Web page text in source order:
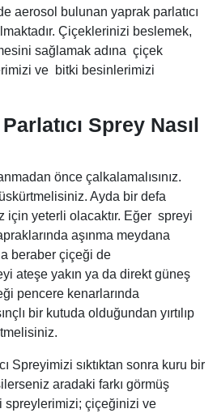
aerosol bulunan yaprak parlatıcı
Çiçeklerinizi beslemek,
sağlamak adına çiçek
ve bitki besinlerimizi
Sprey Nasıl
önce çalkalamalısınız.
Ayda bir defa
için yeterli olacaktır. Eğer spreyi
aşınma meydana
beraber çiçeği de
ateşe yakın ya da direkt güneş
pencere kenarlarında
bir kutuda olduğundan yırtılıp
Spreyimizi sıktıktan sonra kuru bir
aradaki farkı görmüş
spreylerimizi; çiçeğinizi ve